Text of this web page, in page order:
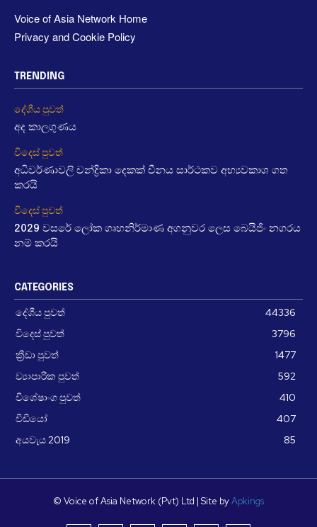
Voice of Asia Network Home
Privacy and Cookie Policy
TRENDING
දේශීය පුවත්
අද කාලගුණය
විදෙස් පුවත්
අධිවර්ණාවලි චන්ද්‍රිකා දෙකක් චීනය සාර්ථකව අභ්‍යවකාශ ගත
කරයි
විදෙස් පුවත්
2029 වසරේ ලෝක ගෘහනිර්මාණ අගනුවර ලෙස බෙයිජිං නගරය
නම් කරයි
CATEGORIES
දේශීය පුවත්
44336
විදෙස් පුවත්
3796
ක්‍රීඩා පුවත්
1477
ව්‍යාපාරික පුවත්
592
විශේෂාංග පුවත්
410
වීඩීයෝ
407
අයවැය 2019
85
© Voice of Asia Network (Pvt) Ltd | Site byApkings